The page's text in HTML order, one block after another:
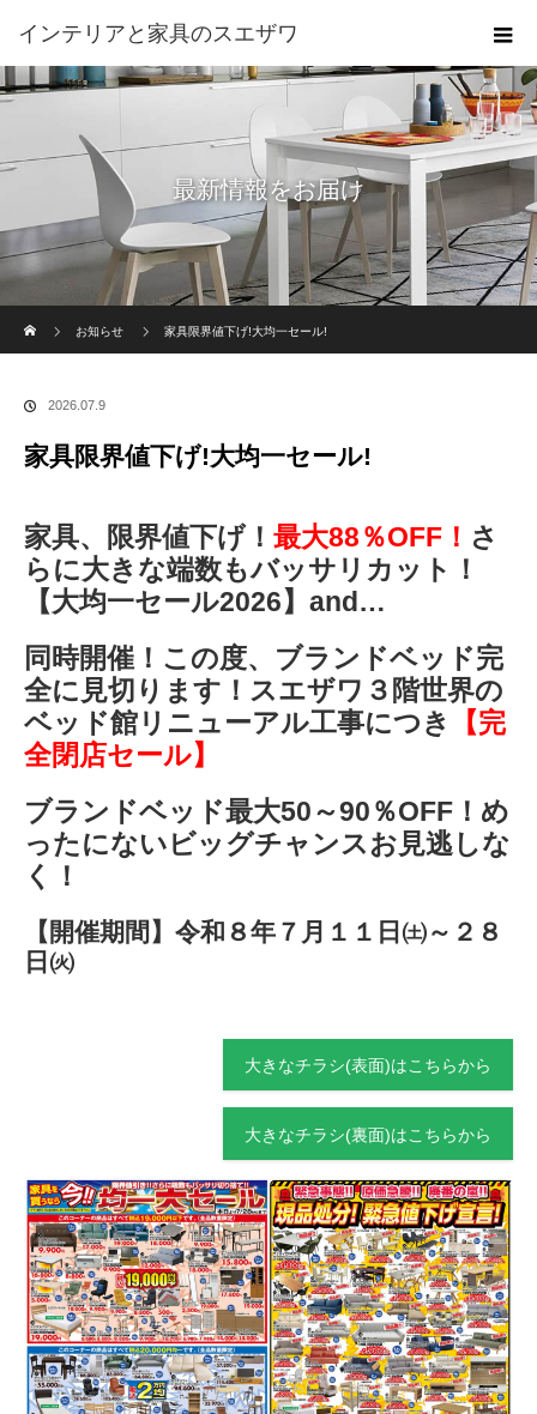
インテリアと家具のスエザワ
最新情報をお届け
お知らせ
家具限界値下げ!大均一セール!
2026.07.9
家具限界値下げ!大均一セール!
家具、限界値下げ！ 最大88％OFF！ さ
らに大きな端数もバッサリカット！
【大均一セール2026】and…
同時開催！この度、ブランドベッド完
全に見切ります！スエザワ３階世界の
ベッド館リニューアル工事につき
【完
全閉店セール】
ブランドベッド最大50～90％OFF！め
ったにないビッグチャンスお見逃しな
く！
【開催期間】令和８年７月１１日㈯～２８
日㈫
大きなチラシ(表面)はこちらから
大きなチラシ(裏面)はこちらから